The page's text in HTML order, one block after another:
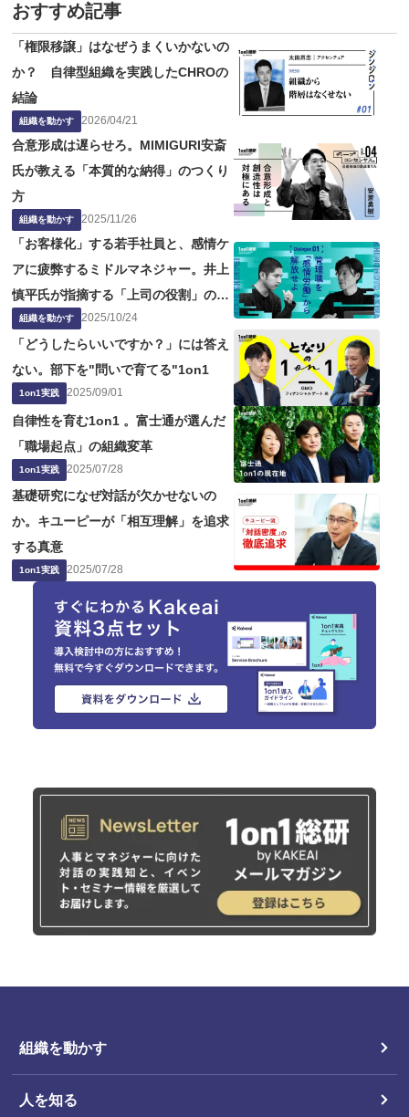
おすすめ記事
「権限移譲」はなぜうまくいかないの
か？ 自律型組織を実践したCHROの
結論
組織を動かす 2026/04/21
合意形成は遅らせろ。MIMIGURI安斎
氏が教える「本質的な納得」のつくり
方
組織を動かす 2025/11/26
「お客様化」する若手社員と、感情ケ
アに疲弊するミドルマネジャー。井上
慎平氏が指摘する「上司の役割」の問
題点
組織を動かす 2025/10/24
「どうしたらいいですか？」には答え
ない。部下を"問いで育てる"1on1
1on1実践 2025/09/01
自律性を育む1on1 。富士通が選んだ
「職場起点」の組織変革
1on1実践 2025/07/28
基礎研究になぜ対話が欠かせないの
か。キユーピーが「相互理解」を追求
する真意
1on1実践 2025/07/28
組織を動かす
人を知る